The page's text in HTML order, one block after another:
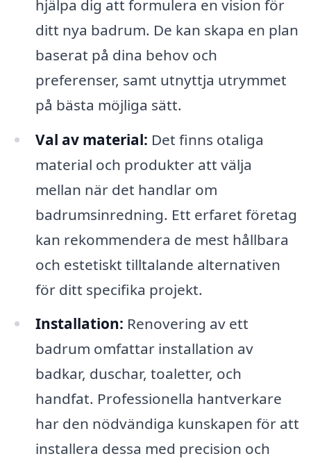
hjälpa dig att formulera en vision för
ditt nya badrum. De kan skapa en plan
baserat på dina behov och
preferenser, samt utnyttja utrymmet
på bästa möjliga sätt.
Val av material: Det finns otaliga
material och produkter att välja
mellan när det handlar om
badrumsinredning. Ett erfaret företag
kan rekommendera de mest hållbara
och estetiskt tilltalande alternativen
för ditt specifika projekt.
Installation: Renovering av ett
badrum omfattar installation av
badkar, duschar, toaletter, och
handfat. Professionella hantverkare
har den nödvändiga kunskapen för att
installera dessa med precision och